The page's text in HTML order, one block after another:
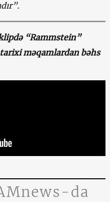
“Rammstein”
məqamlardan bəhs
da